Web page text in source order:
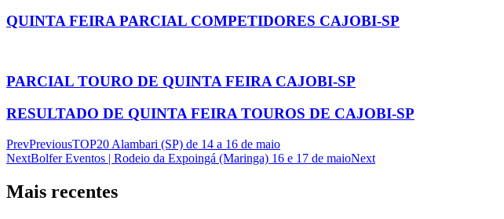
QUINTA FEIRA PARCIAL COMPETIDORES CAJOBI-SP
PARCIAL TOURO DE QUINTA FEIRA CAJOBI-SP
RESULTADO DE QUINTA FEIRA TOUROS DE CAJOBI-SP
PrevPreviousTOP20 Alambari (SP) de 14 a 16 de maio
NextBolfer Eventos | Rodeio da Expoingá (Maringa) 16 e 17 de maioNext
Mais recentes